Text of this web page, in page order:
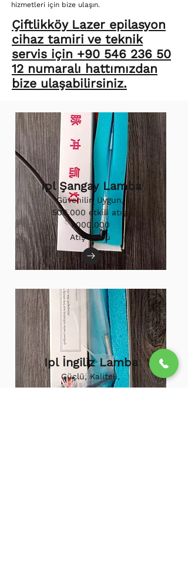
hizmetleri için bize ulaşın.
Çiftlikköy Lazer epilasyon
cihaz tamiri ve teknik
servis için +90 546 236 50
12 numaralı hattımızdan
bize ulaşabilirsiniz.
Ipl Şangay Lamba
Güvenilir, Uygun,
500.000 etkili atış.
1.000.000
Atış Ömrü
Ipl İngiliz Lamba
Güçlü, Kaliteli,
Uzun ömürlü,